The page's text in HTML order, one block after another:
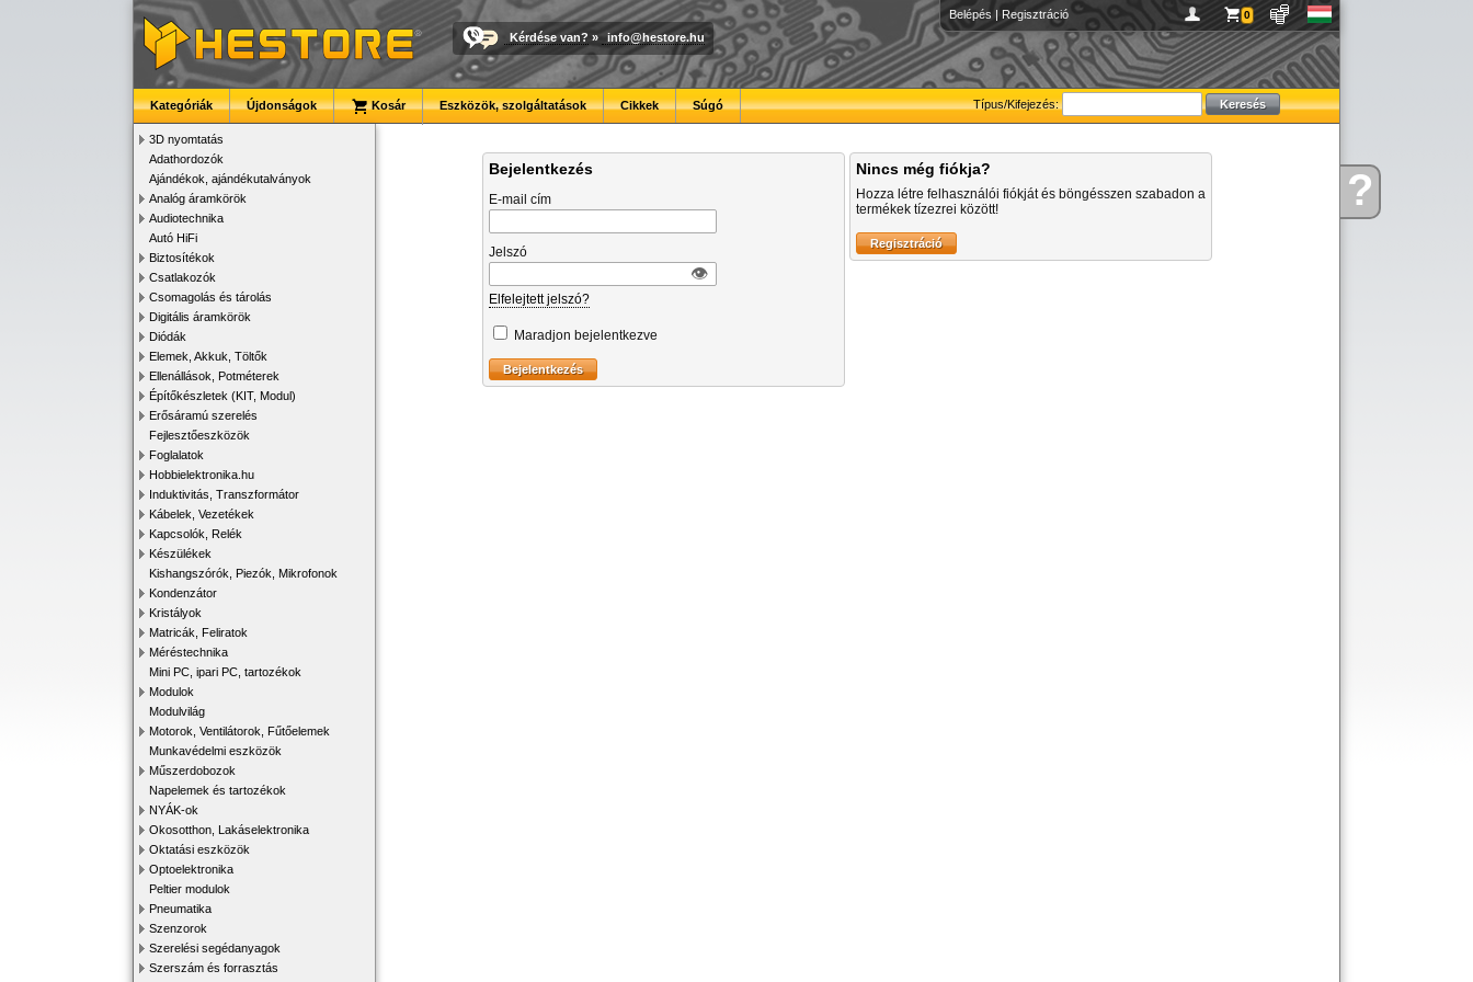
Kérdése?
Belépés | Regisztráció 0
Kérdése van? » info@hestore.hu
Típus/Kifejezés:
Kategóriák Újdonságok Kosár Eszközök, szolgáltatások Cikkek Súgó
3D nyomtatás
Adathordozók
Ajándékok, ajándékutalványok
Analóg áramkörök
Audiotechnika
Autó HiFi
Biztosítékok
Csatlakozók
Csomagolás és tárolás
Digitális áramkörök
Diódák
Elemek, Akkuk, Töltők
Ellenállások, Potméterek
Építőkészletek (KIT, Modul)
Erősáramú szerelés
Fejlesztőeszközök
Foglalatok
Hobbielektronika.hu
Induktivitás, Transzformátor
Kábelek, Vezetékek
Kapcsolók, Relék
Készülékek
Kishangszórók, Piezók, Mikrofonok
Kondenzátor
Kristályok
Matricák, Feliratok
Méréstechnika
Mini PC, ipari PC, tartozékok
Modulok
Modulvilág
Motorok, Ventilátorok, Fűtőelemek
Munkavédelmi eszközök
Műszerdobozok
Napelemek és tartozékok
NYÁK-ok
Okosotthon, Lakáselektronika
Oktatási eszközök
Optoelektronika
Peltier modulok
Pneumatika
Szenzorok
Szerelési segédanyagok
Szerszám és forrasztás
Bejelentkezés
E-mail cím
Jelszó
👁︎
Elfelejtett jelszó?
Maradjon bejelentkezve
Nincs még fiókja?
Hozza létre felhasználói fiókját és böngésszen szabadon a
termékek tízezrei között!